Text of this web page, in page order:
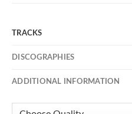
TRACKS
DISCOGRAPHIES
ADDITIONAL INFORMATION